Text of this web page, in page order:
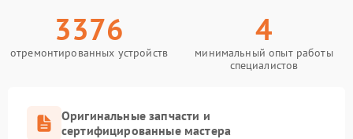
3376
отремонтированных устройств
4
минимальный опыт работы
специалистов
Оригинальные запчасти и
сертифицированные мастера